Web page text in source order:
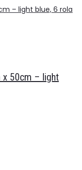
x 50cm – light